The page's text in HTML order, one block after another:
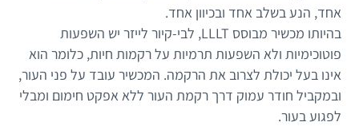
אחד, הנע בשלב אחד ובכיוון אחד.
בהיותו מכשיר מבוסס LLLT, לבי-קיור לייזר יש השפעות
פוטוכימיות ולא השפעות תרמיות על רקמות חיות, כלומר הוא
אינו בעל יכולת לצרוב את הרקמה. המכשיר עובד על פני העור,
ובמקביל חודר עמוק דרך רקמת העור ללא אפקט חימום ומבלי
לפגוע בעור.